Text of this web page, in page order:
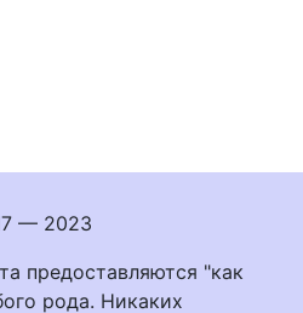
— 2023
предоставляются "как
рода. Никаких